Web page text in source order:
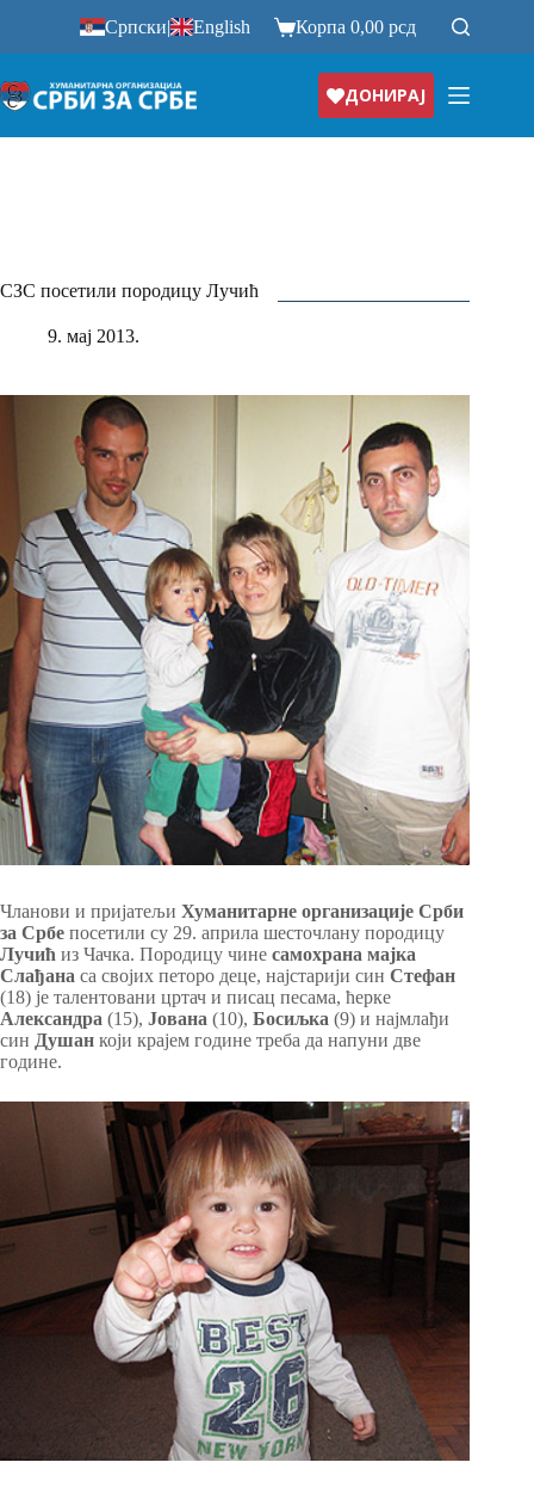
Српски| English Корпа0,00рсд
ДОНИРАЈ
СЗС посетили породицу Лучић
9. мај 2013.
Чланови и пријатељи Хуманитарне организације Срби
за Србе посетили су 29. априла шесточлану породицу
Лучић из Чачка. Породицу чине самохрана мајка
Слађана са својих петоро деце, најстарији син Стефан
(18) је талентовани цртач и писац песама, ћерке
Александра (15), Јована (10), Босиљка (9) и најмлађи
син Душан који крајем године треба да напуни две
године.